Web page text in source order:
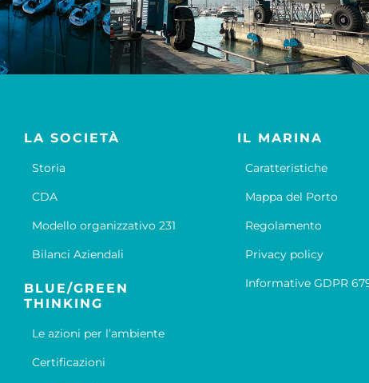
LA SOCIETÀ
Storia
CDA
Modello organizzativo 231
Bilanci Aziendali
BLUE/GREEN
THINKING
Le azioni per l’ambiente
Certificazioni
IL MARINA
Caratteristiche
Mappa del Porto
Regolamento
Privacy policy
Informative GDPR